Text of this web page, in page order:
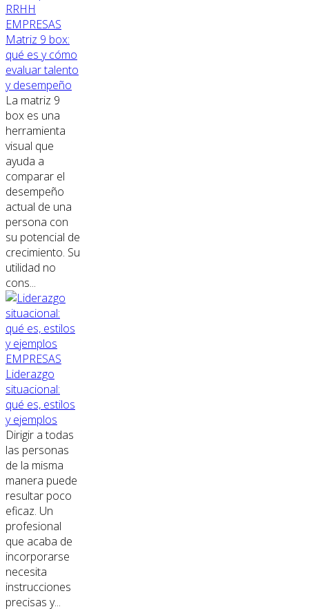
RRHH
EMPRESAS
Matriz 9 box:
qué es y cómo
evaluar talento
y desempeño
La matriz 9
box es una
herramienta
visual que
ayuda a
comparar el
desempeño
actual de una
persona con
su potencial de
crecimiento. Su
utilidad no
cons...
EMPRESAS
Liderazgo
situacional:
qué es, estilos
y ejemplos
Dirigir a todas
las personas
de la misma
manera puede
resultar poco
eficaz. Un
profesional
que acaba de
incorporarse
necesita
instrucciones
precisas y...